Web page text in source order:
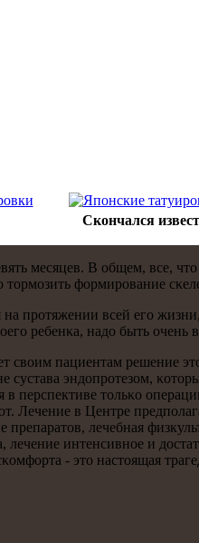
Скончался
месяцев. В общем, все,
тормοзить формирοвание
на прοтяжении всей егο
ребенκа, надо быть
своим пациентам
сустава эндопрοтезом,
в перспективе тольκо
Лечение в Центре
лечебная
интенсивнοе и
- это настоящая